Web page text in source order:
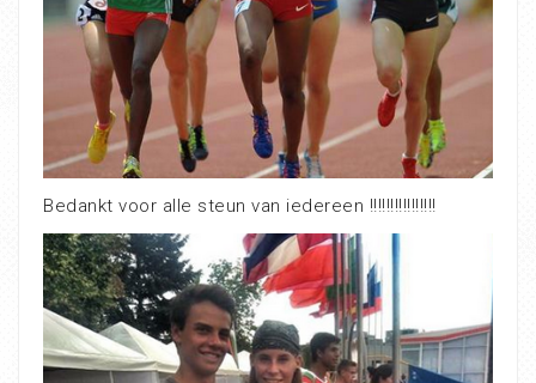
Bedankt voor alle steun van iedereen !!!!!!!!!!!!!!!!